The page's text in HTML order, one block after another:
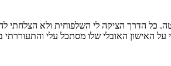
כל הדרך הציקה לי השלפוחית ולא הצלחתי
האישון האובלי שלו מסתכל עלי והתעוררתי